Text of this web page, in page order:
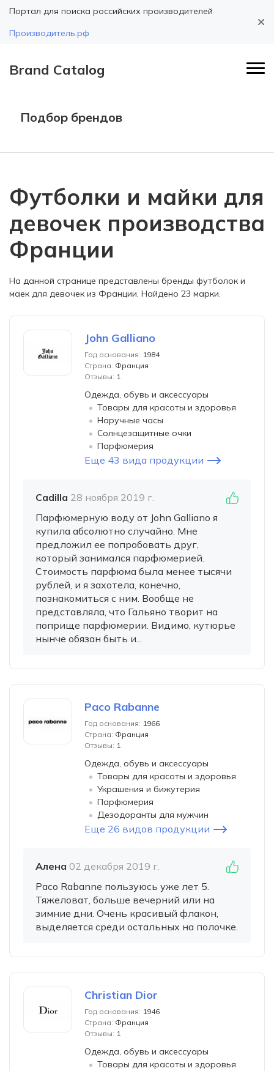
Портал для поиска российских производителей
Производитель.рф
Brand Catalog
Подбор брендов
Футболки и майки для
девочек производства
Франции
На данной странице представлены бренды футболок и
маек для девочек из Франции. Найдено 23 марки.
John Galliano
Год основания: 1984
Страна: Франция
Отзывы: 1
Одежда, обувь и аксессуары
Товары для красоты и здоровья
Наручные часы
Солнцезащитные очки
Парфюмерия
Еще 43 вида продукции
Cadilla 28 ноября 2019 г.
Парфюмерную воду от John Galliano я
купила абсолютно случайно. Мне
предложил ее попробовать друг,
который занимался парфюмерией.
Стоимость парфюма была менее тысячи
рублей, и я захотела, конечно,
познакомиться с ним. Вообще не
представляла, что Гальяно творит на
поприще парфюмерии. Видимо, кутюрье
нынче обязан быть и...
Paco Rabanne
Год основания: 1966
Страна: Франция
Отзывы: 1
Одежда, обувь и аксессуары
Товары для красоты и здоровья
Украшения и бижутерия
Парфюмерия
Дезодоранты для мужчин
Еще 26 видов продукции
Алена 02 декабря 2019 г.
Paco Rabanne пользуюсь уже лет 5.
Тяжеловат, больше вечерний или на
зимние дни. Очень красивый флакон,
выделяется среди остальных на полочке.
Christian Dior
Год основания: 1946
Страна: Франция
Отзывы: 1
Одежда, обувь и аксессуары
Товары для красоты и здоровья